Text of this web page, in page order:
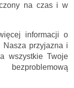
na czas i w
informacji o
Nasza przyjazna i
wszystkie Twoje